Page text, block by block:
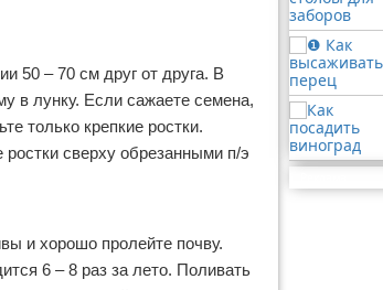
50 – 70 см друг от друга. В
в лунку. Если сажаете семена,
только крепкие ростки.
сверху обрезанными п/э
и хорошо пролейте почву.
6 – 8 раз за лето. Поливать